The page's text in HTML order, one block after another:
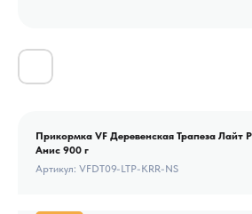
Прикормка VF Деревенская Трапеза Лайт
Анис 900 г
Артикул: VFDT09-LTP-KRR-NS